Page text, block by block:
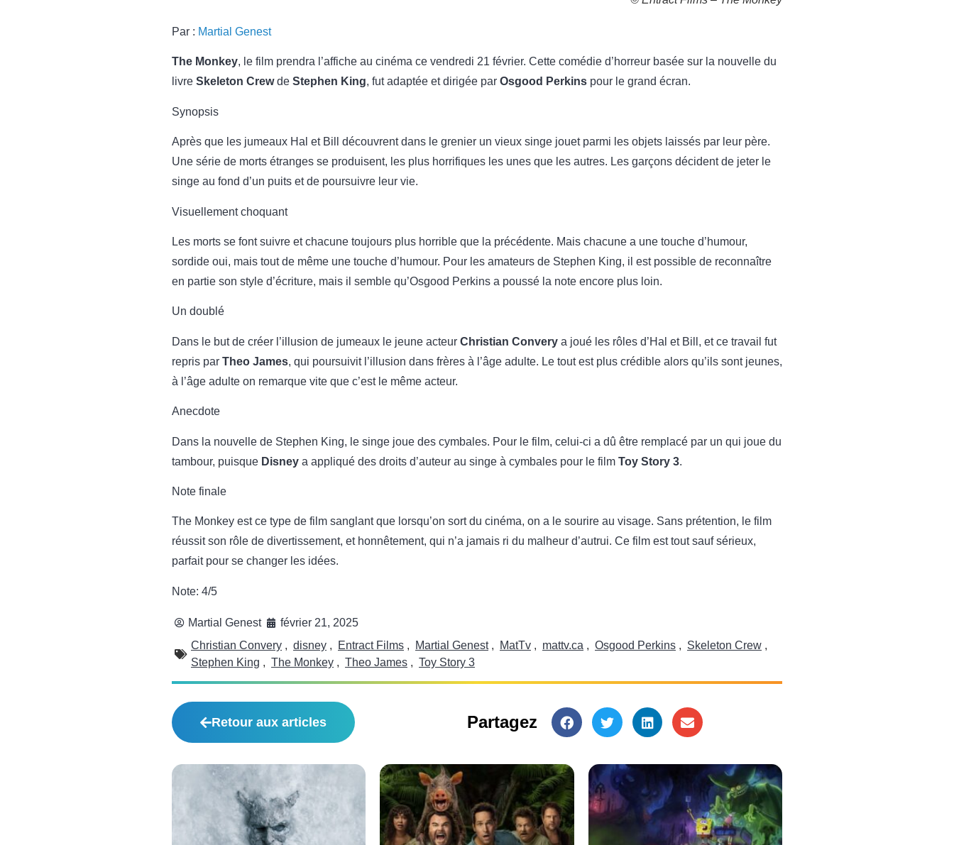
Par : Martial Genest
The Monkey, le film prendra l’affiche au cinéma ce vendredi 21 février. Cette comédie d’horreur basée sur la nouvelle du
livre Skeleton Crewde Stephen King, fut adaptée et dirigée par Osgood Perkins pour le grand écran.
Synopsis
Après que les jumeaux Hal et Bill découvrent dans le grenier un vieux singe jouet parmi les objets laissés par leur père.
Une série de morts étranges se produisent, les plus horrifiques les unes que les autres. Les garçons décident de jeter le
singe au fond d’un puits et de poursuivre leur vie.
Visuellement choquant
Les morts se font suivre et chacune toujours plus horrible que la précédente. Mais chacune a une touche d’humour,
sordide oui, mais tout de même une touche d’humour. Pour les amateurs de Stephen King, il est possible de reconnaître
en partie son style d’écriture, mais il semble qu’Osgood Perkins a poussé la note encore plus loin.
Un doublé
Dans le but de créer l’illusion de jumeaux le jeune acteur Christian Convery a joué les rôles d’Hal et Bill, et ce travail fut
repris par Theo James, qui poursuivit l’illusion dans frères à l’âge adulte. Le tout est plus crédible alors qu’ils sont jeunes,
à l’âge adulte on remarque vite que c’est le même acteur.
Anecdote
Dans la nouvelle de Stephen King, le singe joue des cymbales. Pour le film, celui-ci a dû être remplacé par un qui joue du
tambour, puisque Disney a appliqué des droits d’auteur au singe à cymbales pour le film Toy Story 3.
Note finale
The Monkey est ce type de film sanglant que lorsqu’on sort du cinéma, on a le sourire au visage. Sans prétention, le film
réussit son rôle de divertissement, et honnêtement, qui n’a jamais ri du malheur d’autrui. Ce film est tout sauf sérieux,
parfait pour se changer les idées.
Note: 4/5
Martial Genest
février 21, 2025
Christian Convery , disney , Entract Films , Martial Genest , MatTv , mattv.ca , Osgood Perkins , Skeleton Crew ,
Stephen King , The Monkey , Theo James , Toy Story 3
Retour aux articles Partagez